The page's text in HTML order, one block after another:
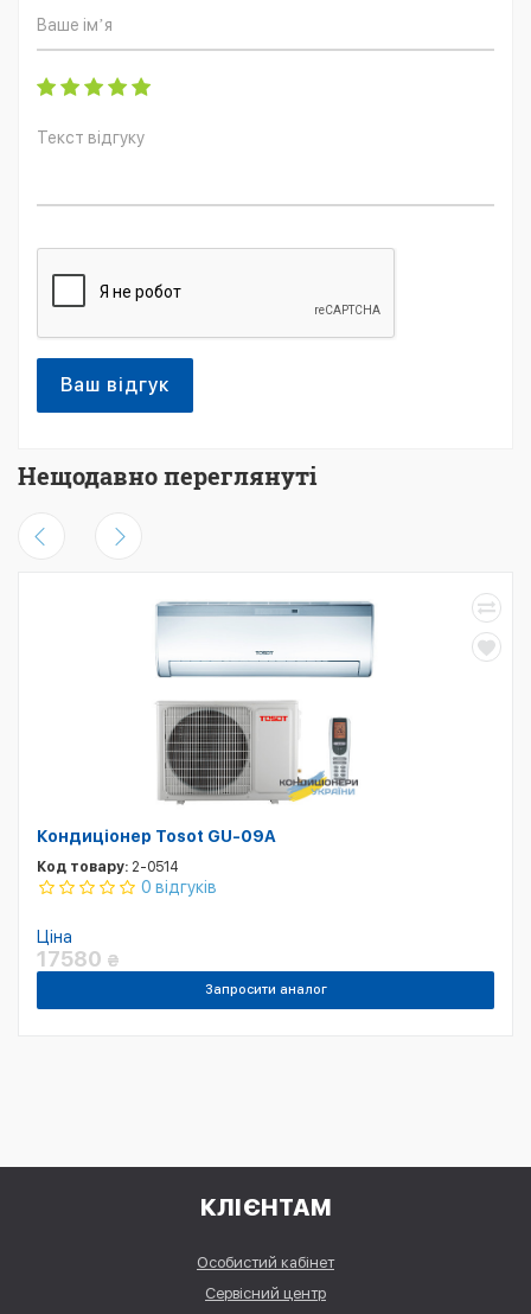
Ваш відгук
Нещодавно переглянуті
Кондиціонер Tosot GU-09A
Код товару: 2-0514
0 відгуків
Ціна
17580 ₴
Запросити аналог
КЛІЄНТАМ
Особистий кабінет
Сервісний центр